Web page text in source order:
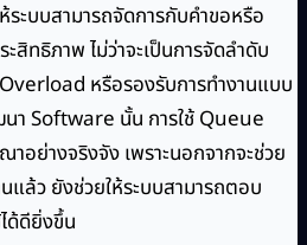
ะบบสามารถจัดการกับคำขอหรือ
สิทธิภาพ ไม่ว่าจะเป็นการจัดลำดับ
หรือรองรับการทำงานแบบ
Software นั้น การใช้ Queue
อย่างจริงจัง เพราะนอกจากจะช่วย
แล้ว ยังช่วยให้ระบบสามารถตอบ
ด้ดียิ่งขึ้น